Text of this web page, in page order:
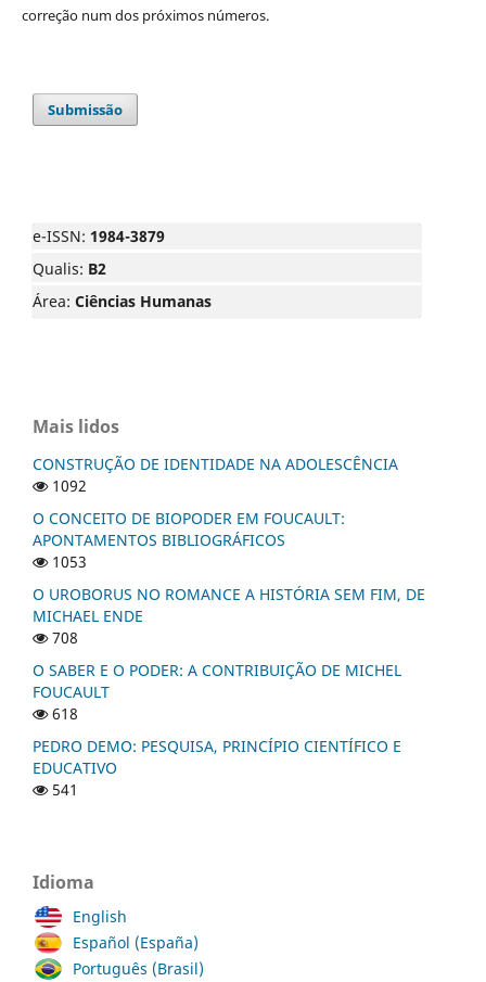
correção num dos próximos números.
Submissão
e-ISSN: 1984-3879
Qualis: B2
Área: Ciências Humanas
Mais lidos
CONSTRUÇÃO DE IDENTIDADE NA ADOLESCÊNCIA
1092
O CONCEITO DE BIOPODER EM FOUCAULT:
APONTAMENTOS BIBLIOGRÁFICOS
1053
O UROBORUS NO ROMANCE A HISTÓRIA SEM FIM, DE
MICHAEL ENDE
708
O SABER E O PODER: A CONTRIBUIÇÃO DE MICHEL
FOUCAULT
618
PEDRO DEMO: PESQUISA, PRINCÍPIO CIENTÍFICO E
EDUCATIVO
541
Idioma
English
Español (España)
Português (Brasil)